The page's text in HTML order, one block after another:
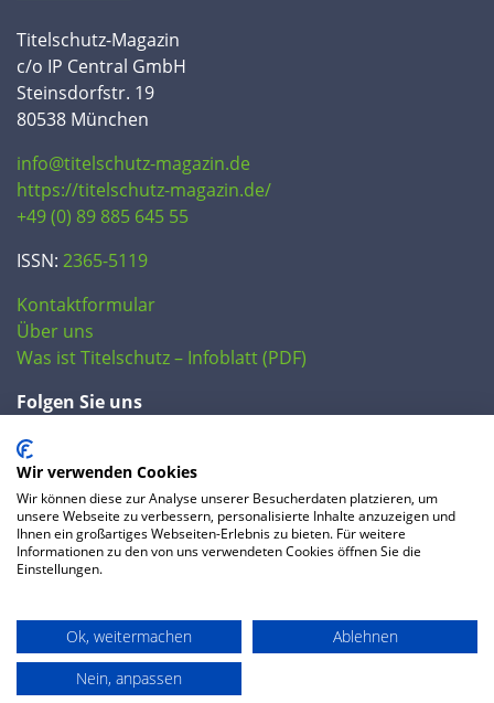
Titelschutz-Magazin
c/o IP Central GmbH
Steinsdorfstr. 19
80538 München
info@titelschutz-magazin.de
https://titelschutz-magazin.de/
+49 (0) 89 885 645 55
ISSN: 2365-5119
Kontaktformular
Über uns
Was ist Titelschutz – Infoblatt (PDF)
Folgen Sie uns
FAQ
Datenschutzerklärung AGB
Preise
Impressum
Wir verwenden Cookies
Wir können diese zur Analyse unserer Besucherdaten platzieren, um
unsere Webseite zu verbessern, personalisierte Inhalte anzuzeigen und
Ihnen ein großartiges Webseiten-Erlebnis zu bieten. Für weitere
Informationen zu den von uns verwendeten Cookies öffnen Sie die
Einstellungen.
Ok, weitermachen
Ablehnen
Nein, anpassen